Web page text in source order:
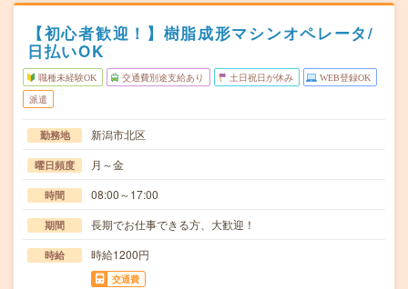
【初心者歓迎！】樹脂成形マシンオペレータ/
日払いOK
職種未経験OK 交通費別途支給あり 土日祝日が休み WEB登録OK
派遣
勤務地 新潟市北区
曜日頻度 月～金
時間 08:00～17:00
期間 長期でお仕事できる方、大歓迎！
時給 時給1200円
交通費